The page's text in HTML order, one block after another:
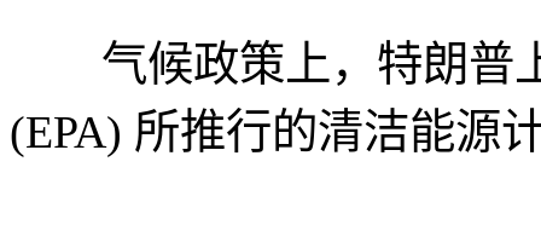
气候政策上，特朗普
(EPA) 所推行的清洁能源